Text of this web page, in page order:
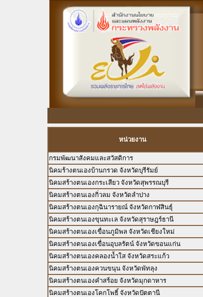
หน่วยงาน
กรมพัฒนาสังคมและสวัสดิการ
นิคมร้างตนเองบ้านกรวด จังหวัดบุรีรัมย์
นิคมสร้างตนเองกระเสียว จังหวัดสุพรรณบุรี
นิคมสร้างตนเองกิ่วลม จังหวัดลำปาง
นิคมสร้างตนเองกุฉินารายณ์ จังหวัดกาฬสินธุ์
นิคมสร้างตนเองขุนทะเล จังหวัดสุราษฎร์ธานี
นิคมสร้างตนเองเขื่อนภูมิพล จังหวัดเชียงใหม่
นิคมสร้างตนเองเขื่อนอุบลรัตน์ จังหวัดขอนแก่น
นิคมสร้างตนเองคลองน้ำใส จังหวัดสระแก้ว
นิคมสร้างตนเองควนขนุน จังหวัดพัทลุง
นิคมสร้างตนเองคำสร้อย จังหวัดมุกดาหาร
นิคมสร้างตนเองโคกโพธิ์ จังหวัดปัตตานี